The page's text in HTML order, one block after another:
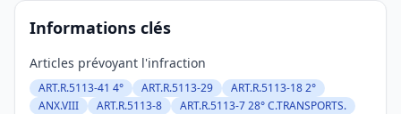
Informations clés
Articles prévoyant l'infraction
ART.R.5113-41 4° ART.R.5113-29
ART.R.5113-18 2°
ANX.VIII
ART.R.5113-8 ART.R.5113-7 28° C.TRANSPORTS.